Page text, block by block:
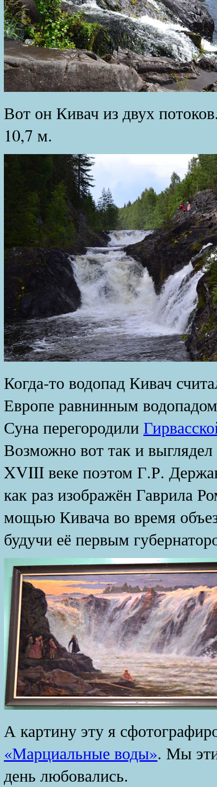
Вот он Кивач из двух
10,7 м.
Когда-то водопад Кивач
Европе равнинным
Суна перегородили
Возможно вот так и
XVIII веке поэтом Г.Р.
как раз изображён Гаврила
мощью Кивача во время
будучи её первым
А картину эту я
«Марциальные воды». Мы
день любовались.